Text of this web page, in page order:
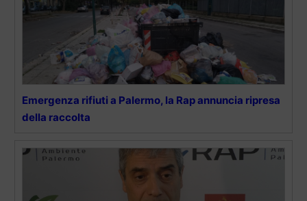
Emergenza rifiuti a Palermo, la Rap annuncia ripresa
della raccolta